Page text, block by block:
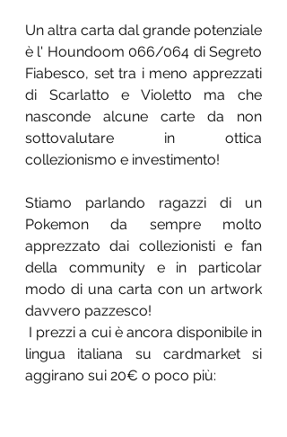
Un altra carta dal grande potenziale
è l' Houndoom 066/064 di Segreto
Fiabesco, set tra i meno apprezzati
di Scarlatto e Violetto ma che
nasconde alcune carte da non
sottovalutare in ottica
collezionismo e investimento!
Stiamo parlando ragazzi di un
Pokemon da sempre molto
apprezzato dai collezionisti e fan
della community e in particolar
modo di una carta con un artwork
davvero pazzesco!
lingua italiana su cardmarket si
aggirano sui 20€ o poco più: